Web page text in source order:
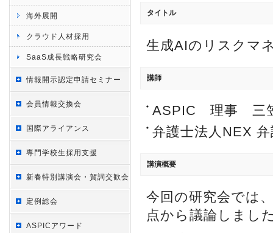
海外展開
クラウド人材採用
SaaS成長戦略研究会
情報開示認定申請セミナー
会員情報交換会
国際アライアンス
専門学校生採用支援
新春特別講演会・賀詞交歓会
定例総会
ASPICアワード
タイトル
生成AIのリスクマ
講師
ASPIC 理事 三
弁護士法人NEX
講演概要
今回の研究会では
点から議論しまし